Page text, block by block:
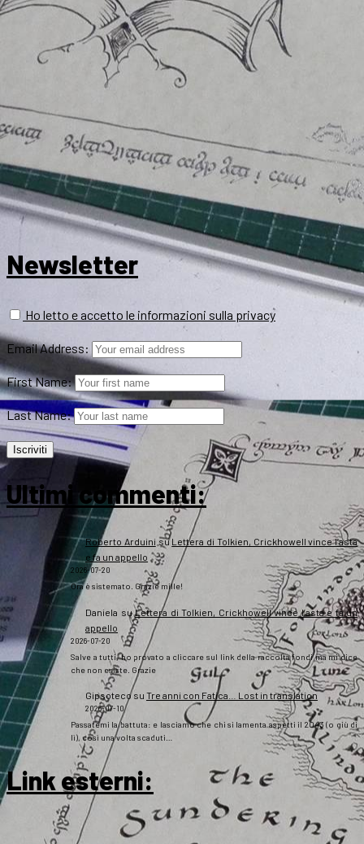
Newsletter
Ho letto e accetto le informazioni sulla privacy
Email Address:
First Name:
Last Name:
Ultimi commenti:
Roberto Arduini suLettera di Tolkien, Crickhowell vince l’asta
e fa un appello
2026-07-20
Ora è sistemato. Grazie mille!
Daniela suLettera di Tolkien, Crickhowell vince l’asta e fa un
appello
2026-07-20
Salve a tutti, ho provato a cliccare sul link della raccolta fondi ma mi dice
che non esiste. Grazie
Gipsotecosu Tre anni con Fatica… Lost in translation
2026-07-10
Passatemi la battuta: e lasciamo che chi si lamenta aspetti il 2043 (o giù di
lì), così una volta scaduti…
Link esterni: